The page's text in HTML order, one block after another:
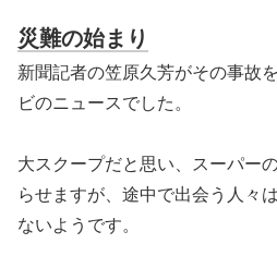
災難の始まり
新聞記者の笠原久芳がその事故
ビのニュースでした。
大スクープだと思い、スーパー
らせますが、途中で出会う人々
ないようです。